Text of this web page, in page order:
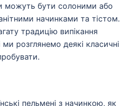
можуть бути солоними або
начинками та тістом.
традицію випікання
ми розглянемо деякі класичні
пельмені з начинкою, як